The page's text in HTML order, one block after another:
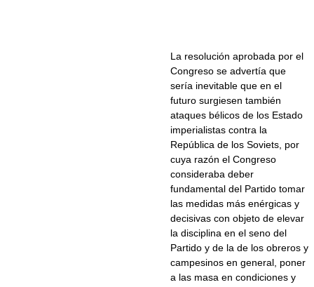
La resolución aprobada por el
Congreso se advertía que
sería inevitable que en el
futuro surgiesen también
ataques bélicos de los Estado
imperialistas contra la
República de los Soviets, por
cuya razón el Congreso
consideraba deber
fundamental del Partido tomar
las medidas más enérgicas y
decisivas con objeto de elevar
la disciplina en el seno del
Partido y de la de los obreros y
campesinos en general, poner
a las masa en condiciones y